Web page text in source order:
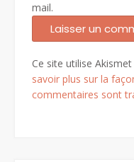
mail.
Ce site utilise
savoir plus sur la
commentaires sont